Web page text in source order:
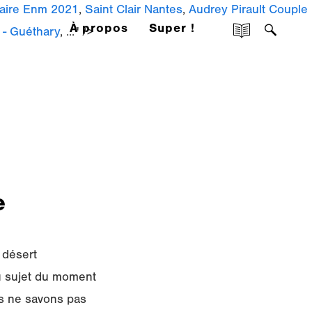
Enm 2021 , Saint Clair Nantes, Audrey Pirault Couple
Guéthary, ..." />
À propos Super !
Deutéronome, livre tout plein d’intérêt dans ses avertissements moraux quant au témoignage, mais offrant moins de sujets pour l’interprétation et l’exégèse que ceux dont nous avons essayé de donner un résumé. Introduction au Deutéronome. 3 - Chapitre 5. Title Composer Visée, Robert de: I-Catalogue Number I-Cat. Dia 3 Introduction à l’Ancien Testament / J-D Macchi • Titre • Place dans le Pentateuque • Le Deutéronome se présente comme une oeuvre unifiée, présentée comme un long discours de Moïse. Section 32 Jour 3, Malachie 1-2. En effet, comment ne pas chanter des louanges à son Dieu après une si grande aventure (32)? J.-C. «J’ai mis devant toi la vie et la mort, la bénédiction et la malédiction. Faisant suite à IRV 2 First Pub lica